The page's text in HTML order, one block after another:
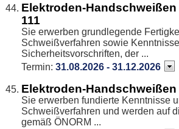
Elektroden-
111
Sie erwerben grundlegende
Schweißverfahren sowie
Sicherheitsvorschriften, der ...
Termin: 31.08.2026 - 31.12.2026
Elektroden-Handschweißen
Sie erwerben fundierte Kenntnisse
Schweißverfahren und werden auf
gemäß ÖNORM ...